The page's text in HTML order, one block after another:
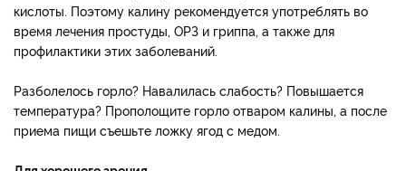
кислоты. Поэтому калину рекомендуется употреблять во
время лечения простуды, ОРЗ и гриппа, а также для
профилактики этих заболеваний.
Разболелось горло? Навалилась слабость? Повышается
температура? Прополощите горло отваром калины, а после
приема пищи съешьте ложку ягод с медом.